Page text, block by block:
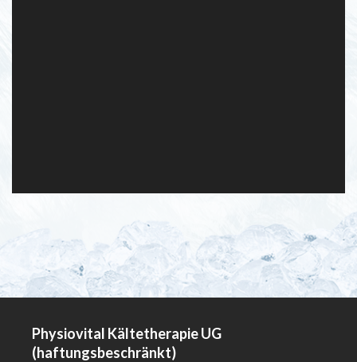
Physiovital Kältetherapie UG
(haftungsbeschränkt)